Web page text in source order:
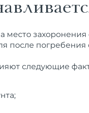
место
после
следующие